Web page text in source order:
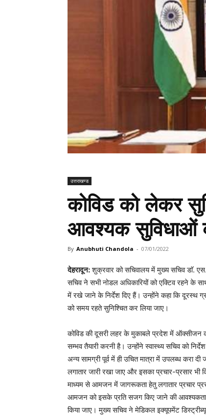
उत्तराखण्ड
कोविड को लेकर
आवश्यक सुविधाओं
By Anubhuti Chandola - 07/01/2022
देहरादून:शुक्रवार को सचिवालय में मुख्य सचिव डाॅ.
सचिव ने सभी नोडल अधिकारियों को एक्टिव रहने के
में रखे जाने के निर्देश दिए हैं। उन्होंने कहा कि दूरस्थ
को समय रहते सुनिश्चित कर लिया जाए।
कोविड की दूसरी लहर के मुकाबले प्रदेश में ऑक्सीजन
सम्भव तैयारी करनी है। उन्होंने स्वास्थ्य सचिव को
अन्य सामग्री पूर्व में ही उचित मात्रा में उपलब्ध करा
लगातार जारी रखा जाए और इसका प्रचार-प्रसार भी
माध्यम से आमजन में जागरूकता हेतु लगातार प्रचार
आमजन को इसके प्रति सजग किए जाने की आवश्यकता
किया जाए। मुख्य सचिव ने मेडिकल इक्यूपमेंट